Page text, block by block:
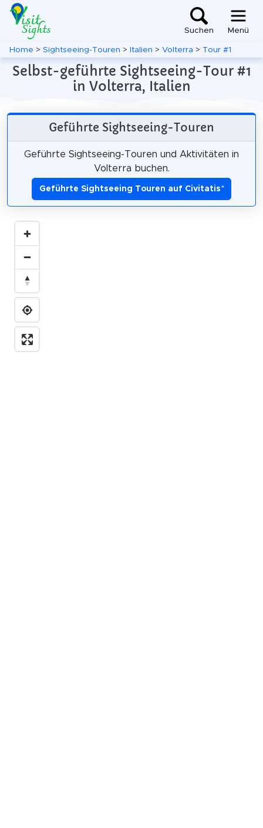
Suchen Menü
Home > Sightseeing-Touren > Italien > Volterra > Tour #1
Selbst-geführte Sightseeing-Tour #1
in Volterra, Italien
Geführte Sightseeing-Touren
Geführte Sightseeing-Touren und Aktivitäten in
Volterra buchen.
Geführte Sightseeing Touren auf Civitatis*